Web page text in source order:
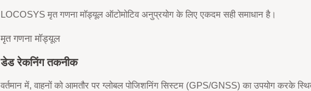
LOCOSYS मृत गणना मॉड्यूल ऑटोमोटिव अनुप्रयोग के लिए एकदम सही समाधान है।
मृत गणना मॉड्यूल
डेड रेकनिंग तकनीक
वर्तमान में, वाहनों को आमतौर पर ग्लोबल पोजिशनिंग सिस्टम (GPS/GNSS) का उपयोग करके